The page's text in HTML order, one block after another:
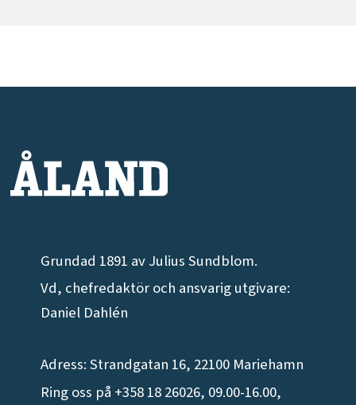
Grundad 1891 av Julius Sundblom.
Vd, chefredaktör och ansvarig utgivare:
Daniel Dahlén
Adress: Strandgatan 16, 22100 Mariehamn
Ring oss på +358 18 26026, 09.00-16.00,